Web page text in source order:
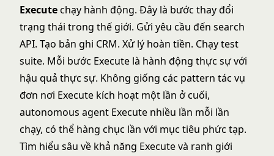
Executechạy hành động. Đây là bước thay đổi
trạng thái trong thế giới. Gửi yêu cầu đến search
API. Tạo bản ghi CRM. Xử lý hoàn tiền. Chạy test
suite. Mỗi bước Execute là hành động thực sự với
hậu quả thực sự. Không giống các pattern tác vụ
đơn nơi Execute kích hoạt một lần ở cuối,
autonomous agent Execute nhiều lần mỗi lần
chạy, có thể hàng chục lần với mục tiêu phức tạp.
Tìm hiểu sâu về khả năng Executevà ranh giới